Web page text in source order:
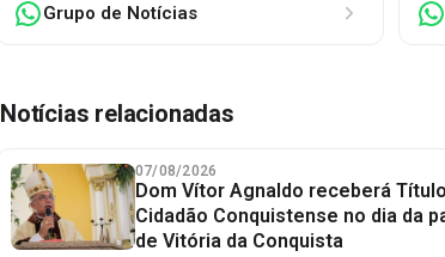
Grupo de Notícias
Notícias relacionadas
07/08/2026
Dom Vítor Agnaldo receberá
Cidadão Conquistense no dia da
de Vitória da Conquista